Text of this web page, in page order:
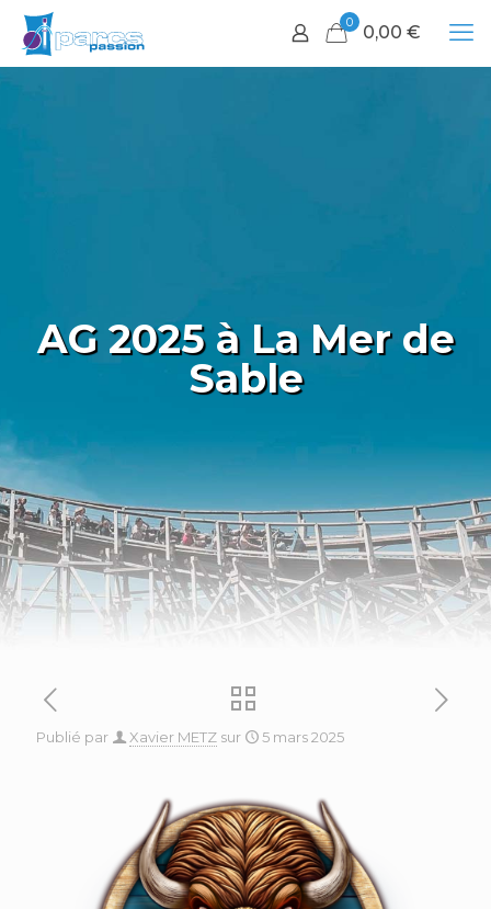
0 0,00 €
AG 2025 à La Mer de
Sable
Publié par Xavier METZ sur 5 mars 2025